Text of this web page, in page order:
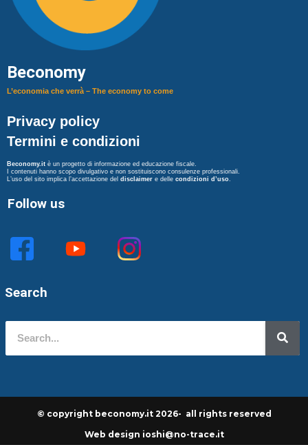
Beconomy
L’economia che verrà – The economy to come
Privacy policy
Termini e condizioni
Beconomy.it è un progetto di informazione ed educazione fiscale.
I contenuti hanno scopo divulgativo e non sostituiscono consulenze professionali.
L’uso del sito implica l’accettazione del disclaimer e delle condizioni d’uso
Follow us
Search
© copyright beconomy.it 2026- all rights reserved
Web design ioshi@no-trace.it